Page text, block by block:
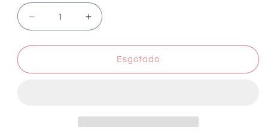
Diminuir
a
quantidade
Eastwood
Aumentar
a
quantidade
Eastwood
Esgotado